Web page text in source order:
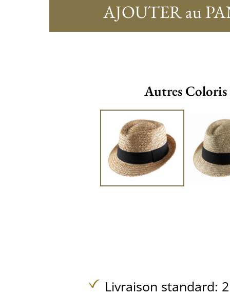
AJOUTER au
Autres Coloris
Livraison standard: